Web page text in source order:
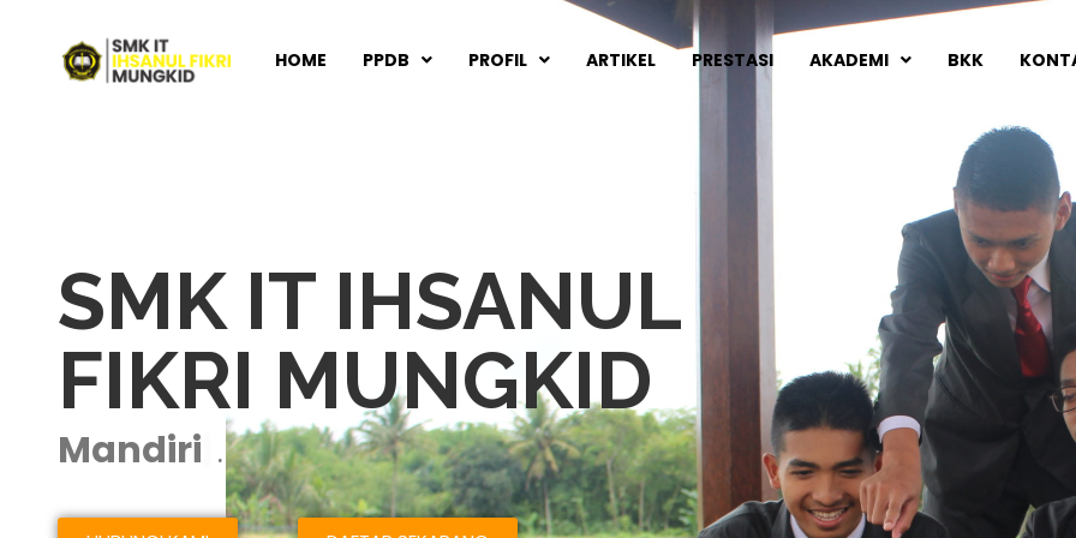
HOME PPDB PROFIL ARTIKEL PRESTASI AKADEMI BKK
SMK IT IHSANUL
FIKRI MUNGKID
Qur'ani